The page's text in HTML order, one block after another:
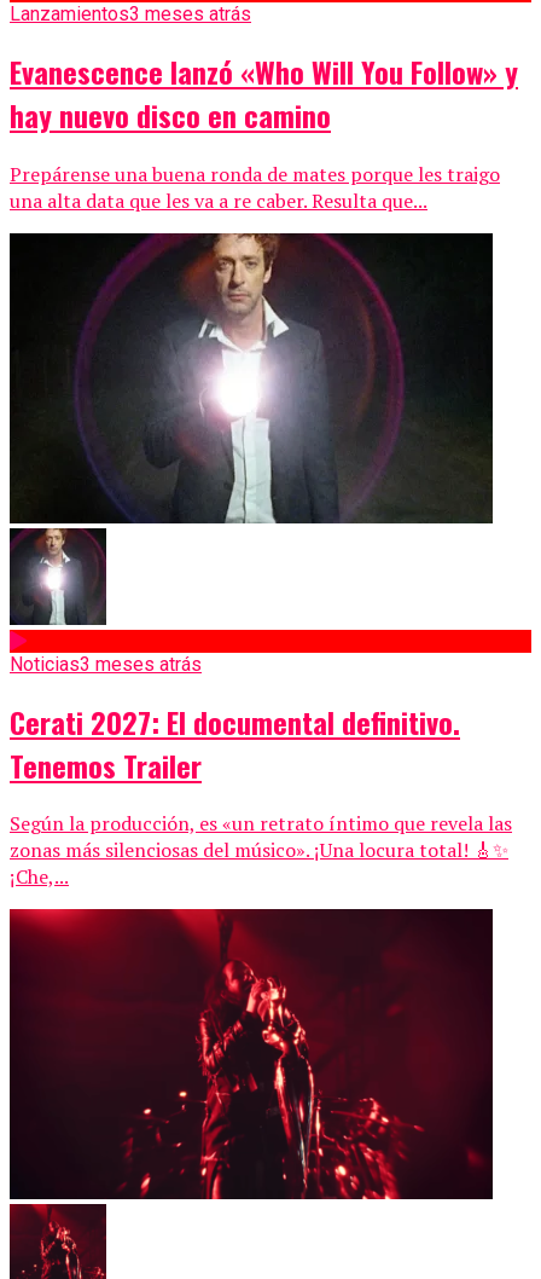
Lanzamientos3 meses atrás
Evanescence lanzó «Who Will You Follow» y
hay nuevo disco en camino
Prepárense una buena ronda de mates porque les traigo
una alta data que les va a re caber. Resulta que...
Noticias3 meses atrás
Cerati 2027: El documental definitivo.
Tenemos Trailer
Según la producción, es «un retrato íntimo que revela las
zonas más silenciosas del músico». ¡Una locura total! 🎸✨
¡Che,...